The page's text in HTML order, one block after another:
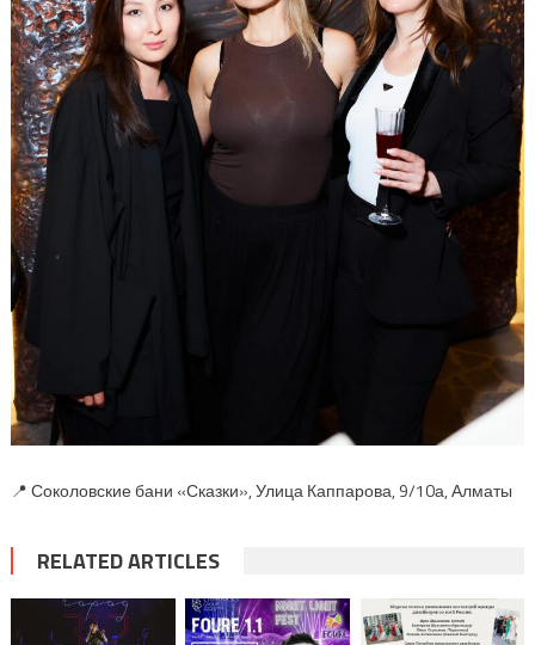
📍 Соколовские бани «Сказки», Улица Каппарова, 9/10а, Алматы
RELATED ARTICLES